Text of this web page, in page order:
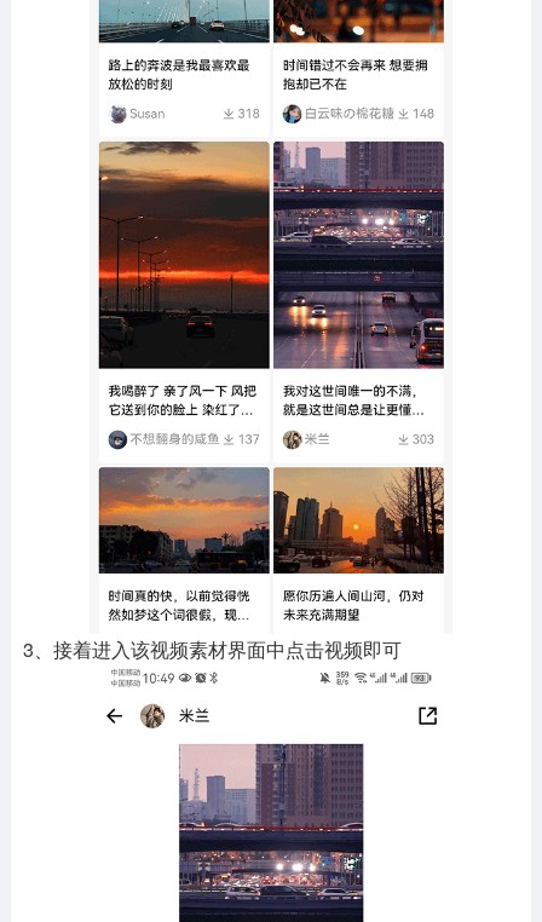
3、接着进入该视频素材界面中点击视频即可